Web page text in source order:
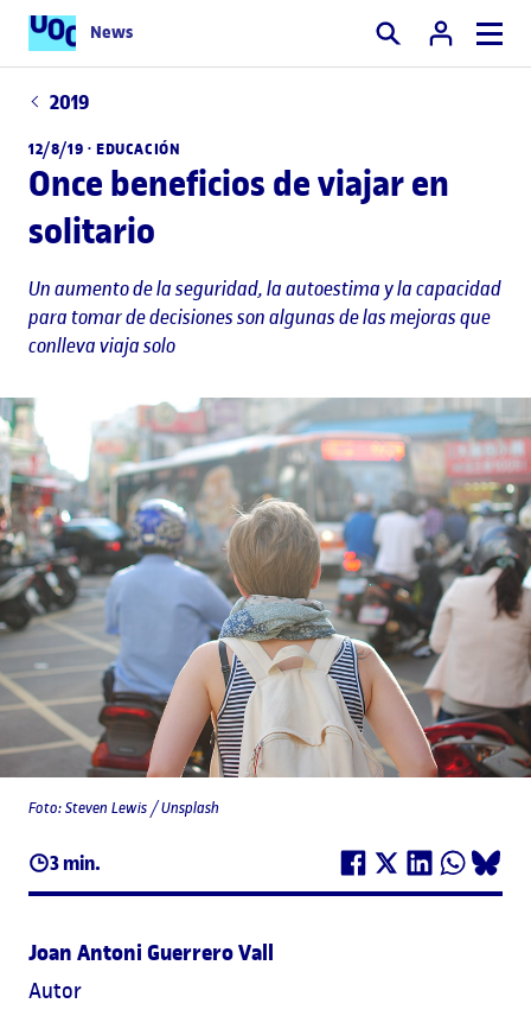
News Buscar
2019
12/8/19 · EDUCACIÓN
Once beneficios de viajar en
solitario
Un aumento de la seguridad, la autoestima y la capacidad
para tomar de decisiones son algunas de las mejoras que
conlleva viaja solo
3 min.
Foto: Steven Lewis / Unsplash
Joan Antoni Guerrero Vall
Autor